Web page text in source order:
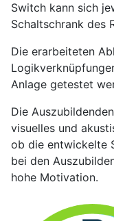
Switch kann sich
Schaltschrank des
Die erarbeiteten
Anlage getestet
Die
visuelles und
ob die entwickelte
bei den
hohe Motivation.